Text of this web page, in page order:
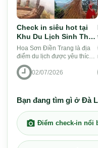
Check in siêu hot tại
Khu Du Lịch Sinh Thái
Hoa Sơn Điền Trang Đà
Lạt
Hoa Sơn Điền Trang là địa
điểm du lịch được yêu thích
và đang hot trên các diễn
đàn du lịch Đà Lạt hiện nay.
Đến đây, bạn sẽ đư...
02/07/2026
Bạn đang tìm gì ở Đà
Điểm check-in nổi